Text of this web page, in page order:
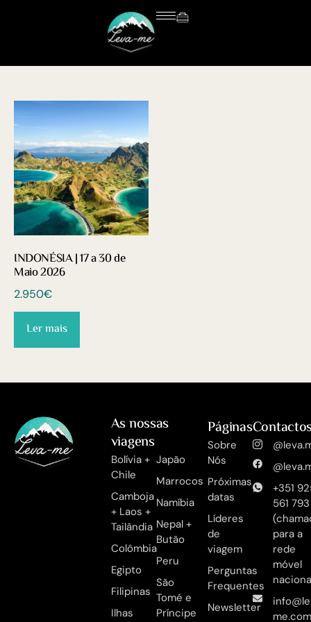
INDONÉSIA | 17 a 30 de
Maio 2026
2.950€
Ler mais
As nossas
viagens
Bolívia +
Chile
Camboja
+ Laos +
Tailândia
Colômbia
Egipto
Filipinas
Ilhas
Japão
Marrocos
Namíbia
Nepal +
Butão
Peru
São
Tomé e
Príncipe
Páginas
Sobre
Nós
Próximas
datas
Líderes
de
viagem
Perguntas
Frequentes
Newsletter
+351
561 793
para a
rede
móvel